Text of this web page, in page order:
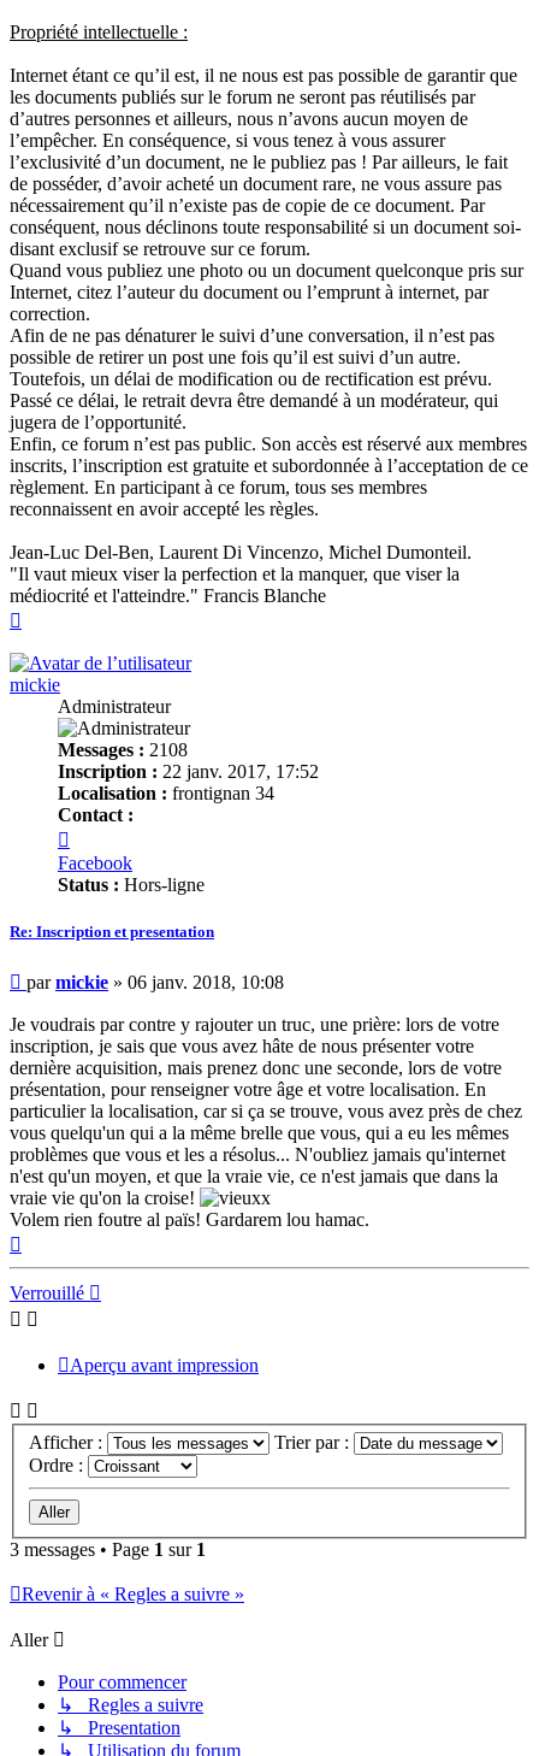
Propriété intellectuelle :
Internet étant ce qu’il est, il ne nous est pas possible de garantir que
les documents publiés sur le forum ne seront pas réutilisés par
d’autres personnes et ailleurs, nous n’avons aucun moyen de
l’empêcher. En conséquence, si vous tenez à vous assurer
l’exclusivité d’un document, ne le publiez pas ! Par ailleurs, le fait
de posséder, d’avoir acheté un document rare, ne vous assure pas
nécessairement qu’il n’existe pas de copie de ce document. Par
conséquent, nous déclinons toute responsabilité si un document soi-
disant exclusif se retrouve sur ce forum.
Quand vous publiez une photo ou un document quelconque pris sur
Internet, citez l’auteur du document ou l’emprunt à internet, par
correction.
Afin de ne pas dénaturer le suivi d’une conversation, il n’est pas
possible de retirer un post une fois qu’il est suivi d’un autre.
Toutefois, un délai de modification ou de rectification est prévu.
Passé ce délai, le retrait devra être demandé à un modérateur, qui
jugera de l’opportunité.
Enfin, ce forum n’est pas public. Son accès est réservé aux membres
inscrits, l’inscription est gratuite et subordonnée à l’acceptation de ce
règlement. En participant à ce forum, tous ses membres
reconnaissent en avoir accepté les règles.
Jean-Luc Del-Ben, Laurent Di Vincenzo, Michel Dumonteil.
"Il vaut mieux viser la perfection et la manquer, que viser la
médiocrité et l'atteindre." Francis Blanche
mickie
Administrateur
Messages : 2108
Inscription : 22 janv. 2017, 17:52
Localisation : frontignan 34
Contact :
mickie
Facebook
Status : Hors-ligne
Re: Inscription et presentation
Message
parmickie » 06 janv. 2018, 10:08
Je voudrais par contre y rajouter un truc, une prière: lors de votre
inscription, je sais que vous avez hâte de nous présenter votre
dernière acquisition, mais prenez donc une seconde, lors de votre
présentation, pour renseigner votre âge et votre localisation. En
particulier la localisation, car si ça se trouve, vous avez près de chez
vous quelqu'un qui a la même brelle que vous, qui a eu les mêmes
problèmes que vous et les a résolus... N'oubliez jamais qu'internet
n'est qu'un moyen, et que la vraie vie, ce n'est jamais que dans la
vraie vie qu'on la croise!
Volem rien foutre al païs! Gardarem lou hamac.
Verrouillé
Aperçu avant impression
Afficher :
Trier par :
Ordre :
3 messages • Page 1 sur 1
Revenir à « Regles a suivre »
Aller
Pour commencer
↳ Regles a suivre
↳ Presentation
↳ Utilisation du forum